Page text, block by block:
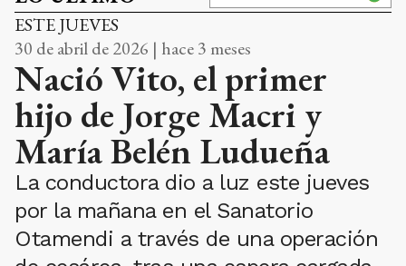
ESTE JUEVES
30 de abril de 2026 | hace 3 meses
Nació Vito, el primer
hijo de Jorge Macri y
María Belén Ludueña
La conductora dio a luz este jueves
por la mañana en el Sanatorio
Otamendi a través de una operación